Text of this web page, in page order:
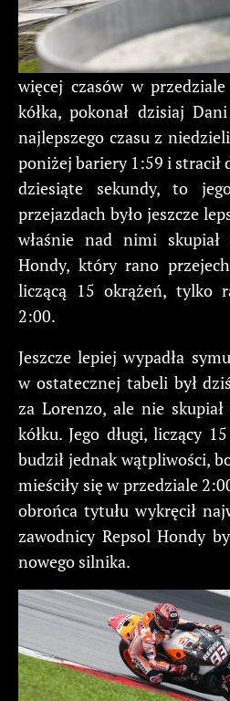
więcej czasów w
kółka, pokonał dzisiaj
najlepszego czasu z
poniżej bariery 1:59 i stracił
dziesiąte sekundy, to
przejazdach było jeszcze
właśnie nad nimi skupiał
Hondy, który rano
liczącą 15 okrążeń, tylko
2:00.
Jeszcze lepiej wypadła
w ostatecznej tabeli był
za Lorenzo, ale nie
kółku. Jego długi, liczący
budził jednak wątpliwości,
mieściły się w przedziale
obrońca tytułu wykręcił
zawodnicy Repsol Hondy
nowego silnika.